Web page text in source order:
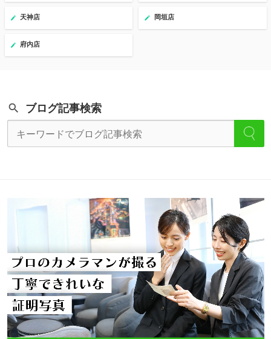
天神店 岡垣店
府内店
ブログ記事検索